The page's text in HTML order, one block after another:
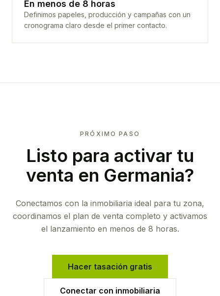
En menos de 8 horas
Definimos papeles, producción y campañas con un
cronograma claro desde el primer contacto.
PRÓXIMO PASO
Listo para activar tu
venta en Germania?
Conectamos con la inmobiliaria ideal para tu zona,
coordinamos el plan de venta completo y activamos
el lanzamiento en menos de 8 horas.
Hacer tasación gratis
Conectar con inmobiliaria